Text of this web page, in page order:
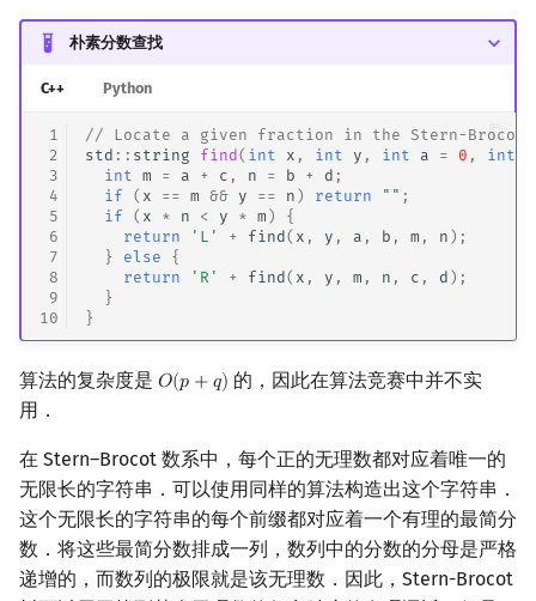
朴素分数查找
C++ Python
1
2
3
4
5
6
7
8
9
10
// Locate a given fraction in the Stern-Brocot
std :: string find( int x , int y , int a = 0 , int
int
m = a + c , n = b + d ;
if
( x == m && y == n ) return "" ;
if
( x * n < y * m )
{
return
'L' + find( x , y , a , b , m , n );
}
else
{
return
'R' + find( x , y , m , n , c , d );
}
}
算法的复杂度是 𝑂(𝑝 +𝑞)
O(p +q )
的，因此在算法竞赛中并不实
用．
在 Stern–Brocot 数系中，每个正的无理数都对应着唯一的
无限长的字符串．可以使用同样的算法构造出这个字符串．
这个无限长的字符串的每个前缀都对应着一个有理的最简分
数．将这些最简分数排成一列，数列中的分数的分母是严格
递增的，而数列的极限就是该无理数．因此，Stern-Brocot